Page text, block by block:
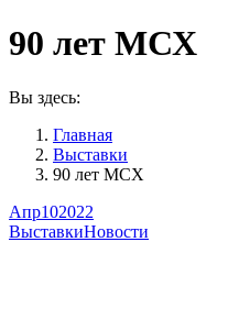
90 лет МСХ
Вы здесь:
Главная
Выставки
90 лет МСХ
Апр102022
ВыставкиНовости